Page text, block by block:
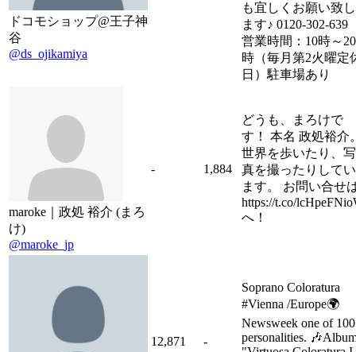
ドコモショップ@王子神
谷
@ds_ojikamiya
も宜しくお願い致し
ます♪ 0120-302-
営業時間：10時～20
時（毎月第2火曜定
日）駐車場あり
maroke｜政処 裕介 (まろ
け)
@maroke_jp
- 1,884
どうも、まろけで
す！ 本名 政処裕介
世界を歩いたり、写
真を撮ったりしてい
ます。 お問い合せ
https://t.co/
へ！
12,871 -
Soprano Coloratura
#Vienna /Europe🌍
Newsweek one of 100
personalities.